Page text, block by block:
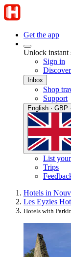
Get the app
Unlock instant
Sign in
Inbox
Shop
Support
English · GBP
List
Trips
Hotels in
Les Eyzies
Hotels with